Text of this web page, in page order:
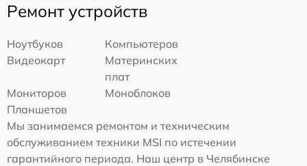
Ремонт устройств
Ноутбуков
Компьютеров
Видеокарт
Материнских
плат
Мониторов
Моноблоков
Планшетов
Мы занимаемся ремонтом и техническим
обслуживанием техники MSI по истечении
гарантийного периода. Наш центр в Челябинске